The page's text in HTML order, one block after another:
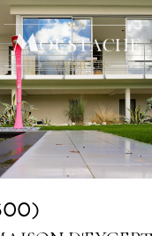
Voir le
bien